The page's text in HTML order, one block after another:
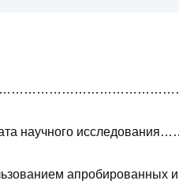
научного
апробированных